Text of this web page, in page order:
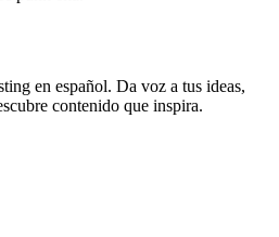
en español. Da voz a tus ideas,
contenido que inspira.